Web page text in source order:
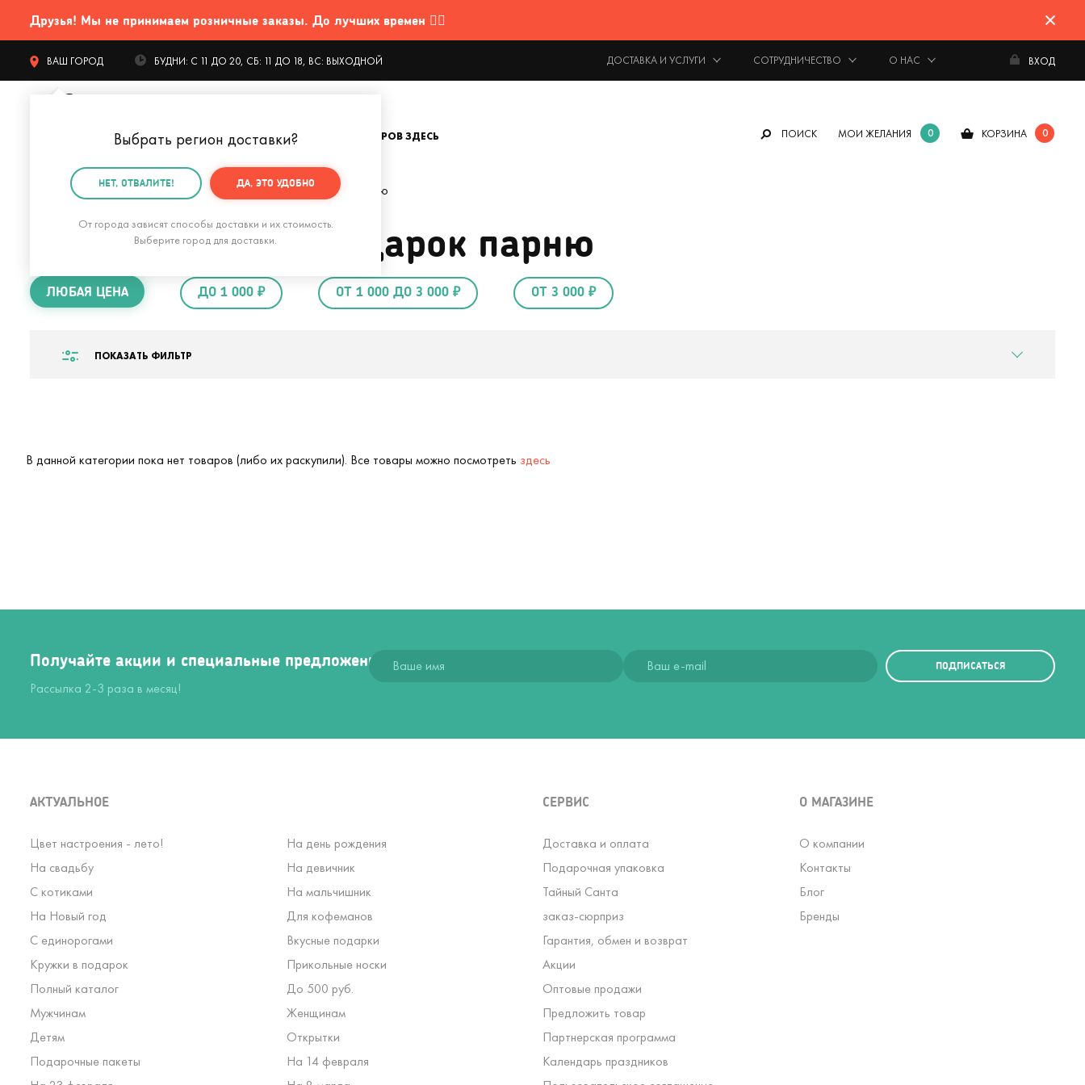
Друзья! Мы не принимаем розничные заказы. До лучших времен 🤷‍♂️
ВАШ ГОРОД
Выбрать регион доставки?
НЕТ, ОТВАЛИТЕ! ДА, ЭТО УДОБНО
От города зависят способы доставки и их стоимость.
Выберите город для доставки.
БУДНИ: С 11 ДО 20, СБ: 11 ДО 18, ВС: ВЫХОДНОЙ ДОСТАВКА И УСЛУГИ СОТРУДНИЧЕСТВО О НАС ВХОД
КАТАЛОГ ТОВАРОВ ЗДЕСЬ ПОИСК МОИ ЖЕЛАНИЯ 0 КОРЗИНА 0
Главная Подарки парню Романтический подарок парню
Романтический подарок парню
ЛЮБАЯ ЦЕНА ДО 1 000 ₽ ОТ 1 000 ДО 3 000 ₽ ОТ 3 000 ₽
ПОКАЗАТЬ ФИЛЬТР
В данной категории пока нет товаров (либо их раскупили). Все товары можно посмотреть здесь
Получайте акции и специальные предложения
Рассылка 2-3 раза в месяц!
ПОДПИСАТЬСЯ
АКТУАЛЬНОЕ
Цвет настроения - лето!
На день рождения
На свадьбу
На девичник
С котиками
На мальчишник
На Новый год
Для кофеманов
С единорогами
Вкусные подарки
Кружки в подарок
Прикольные носки
Полный каталог
До 500 руб.
Мужчинам
Женщинам
Детям
Открытки
Подарочные пакеты
На 14 февраля
СЕРВИС
Доставка и оплата
Подарочная упаковка
Тайный Санта
заказ-сюрприз
Гарантия, обмен и возврат
Акции
Оптовые продажи
Предложить товар
Партнерская программа
Календарь праздников
О МАГАЗИНЕ
О компании
Контакты
Блог
Бренды